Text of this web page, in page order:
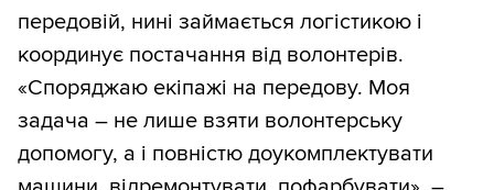
передовій, нині займається логістикою і
координує постачання від волонтерів.
«Споряджаю екіпажі на передову. Моя
задача – не лише взяти волонтерську
допомогу, а і повністю доукомплектувати